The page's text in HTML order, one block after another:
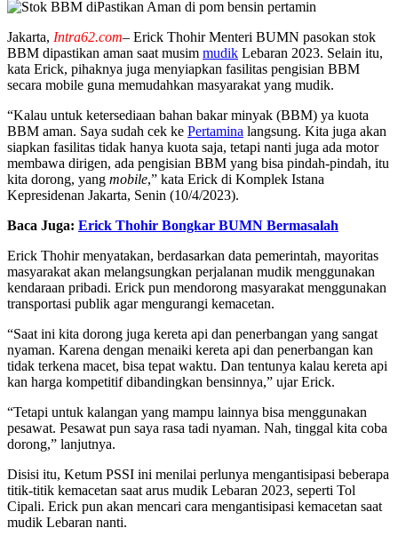
Jakarta, Intra62.com– Erick Thohir Menteri BUMN pasokan stok
BBM dipastikan aman saat musim mudik Lebaran 2023. Selain itu,
kata Erick, pihaknya juga menyiapkan fasilitas pengisian BBM
secara mobile guna memudahkan masyarakat yang mudik.
“Kalau untuk ketersediaan bahan bakar minyak (BBM) ya kuota
BBM aman. Saya sudah cek ke Pertamina langsung. Kita juga akan
siapkan fasilitas tidak hanya kuota saja, tetapi nanti juga ada motor
membawa dirigen, ada pengisian BBM yang bisa pindah-pindah, itu
kita dorong, yang mobile,” kata Erick di Komplek Istana
Kepresidenan Jakarta, Senin (10/4/2023).
Baca Juga: Erick Thohir Bongkar BUMN Bermasalah
Erick Thohir menyatakan, berdasarkan data pemerintah, mayoritas
masyarakat akan melangsungkan perjalanan mudik menggunakan
kendaraan pribadi. Erick pun mendorong masyarakat menggunakan
transportasi publik agar mengurangi kemacetan.
“Saat ini kita dorong juga kereta api dan penerbangan yang sangat
nyaman. Karena dengan menaiki kereta api dan penerbangan kan
tidak terkena macet, bisa tepat waktu. Dan tentunya kalau kereta api
kan harga kompetitif dibandingkan bensinnya,” ujar Erick.
“Tetapi untuk kalangan yang mampu lainnya bisa menggunakan
pesawat. Pesawat pun saya rasa tadi nyaman. Nah, tinggal kita coba
dorong,” lanjutnya.
Disisi itu, Ketum PSSI ini menilai perlunya mengantisipasi beberapa
titik-titik kemacetan saat arus mudik Lebaran 2023, seperti Tol
Cipali. Erick pun akan mencari cara mengantisipasi kemacetan saat
mudik Lebaran nanti.